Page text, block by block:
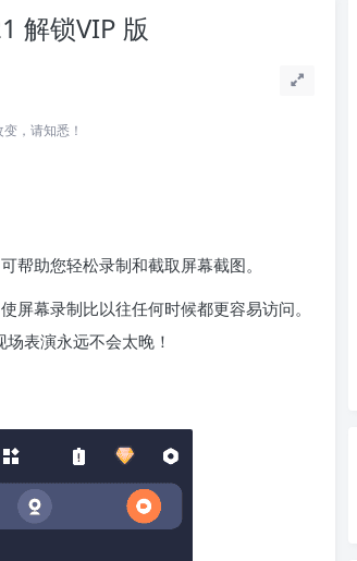
解锁VIP 版
，请知悉！
帮助您轻松录制和截取屏幕截图。
屏幕录制比以往任何时候都更容易访问。
表演永远不会太晚！